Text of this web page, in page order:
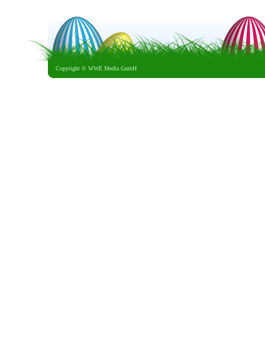
Copyright © WWE Media GmbH